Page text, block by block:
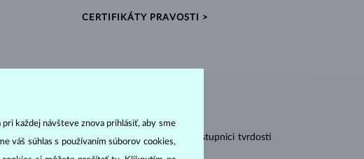
CERTIFIKÁTY PRAVOSTI >
i sladkovodných lastúrnikov. Na Mohsovej stupnici tvrdosti
každej návšteve znova prihlásiť, aby sme
váš súhlas s používaním súborov cookies,